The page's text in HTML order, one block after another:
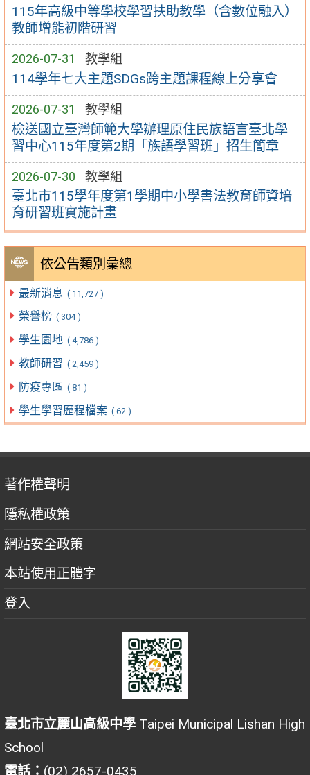
115年高級中等學校學習扶助教學（含數位融入）
教師增能初階研習
2026-07-31 教學組
114學年七大主題SDGs跨主題課程線上分享會
2026-07-31 教學組
檢送國立臺灣師範大學辦理原住民族語言臺北學
習中心115年度第2期「族語學習班」招生簡章
2026-07-30 教學組
臺北市115學年度第1學期中小學書法教育師資培
育研習班實施計畫
依公告類別彙總
最新消息 ( 11,727 )
榮譽榜 ( 304 )
學生園地 ( 4,786 )
教師研習 ( 2,459 )
防疫專區 ( 81 )
學生學習歷程檔案 ( 62 )
著作權聲明
隱私權政策
網站安全政策
本站使用正體字
登入
臺北市立麗山高級中學 Taipei Municipal Lishan High
School
電話： (02) 2657-0435